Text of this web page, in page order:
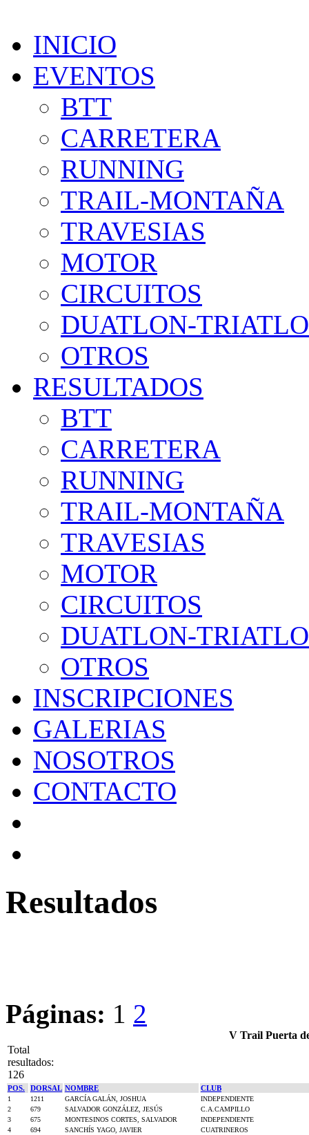
INICIO
EVENTOS
BTT
CARRETERA
RUNNING
TRAIL-MONTAÑA
TRAVESIAS
MOTOR
CIRCUITOS
DUATLON-
OTROS
RESULTADOS
BTT
CARRETERA
RUNNING
TRAIL-MONTAÑA
TRAVESIAS
MOTOR
CIRCUITOS
DUATLON-
OTROS
INSCRIPCIONES
GALERIAS
NOSOTROS
CONTACTO
Resultados
Páginas: 1 2
V Trail Puerta
Total
resultados:
126
POS. DORSAL NOMBRE CLUB
1 1211 GARCÍA GALÁN, JOSHUA
INDEPENDIENTE
2
679 SALVADOR GONZÁLEZ, JESÚS
C.A.CAMPILLO
3
675 MONTESINOS CORTES, SALVADOR
INDEPENDIENTE
4
694 SANCHÍS YAGO, JAVIER
CUATRINEROS